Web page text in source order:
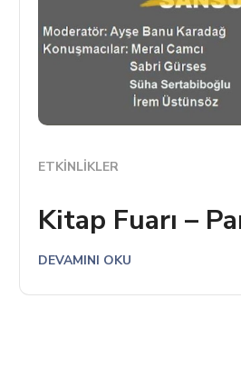
ETKINLIKLER
Kitap Fuarı –
DEVAMINI OKU